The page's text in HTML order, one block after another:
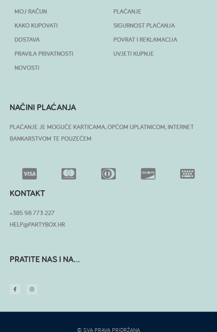
MOJ RAČUN
KAKO KUPOVATI
DOSTAVA
PRAVILA PRIVATNOSTI
NOVOSTI
PLAĆANJE
SIGURNOST PLAĆANJA
POVRAT I REKLAMACIJA
UVJETI KUPNJE
NAČINI PLAĆANJA
PLAĆANJE JE MOGUĆE KARTICAMA, OPĆOM UPLATNICOM, INTERNET
BANKARSTVOM TE POUZEĆEM
KONTAKT
+385 98 773 227
HELP@PARTYBOX.HR
PRATITE NAS I NA...
© SVA PRAVA PRIDRŽANA